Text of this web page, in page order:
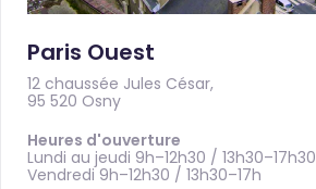
Paris Ouest
12 chaussée Jules César,
95 520 Osny
Heures d'ouverture
Lundi au jeudi 9h–12h30 / 13h30–17h30
Vendredi 9h–12h30 / 13h30–17h